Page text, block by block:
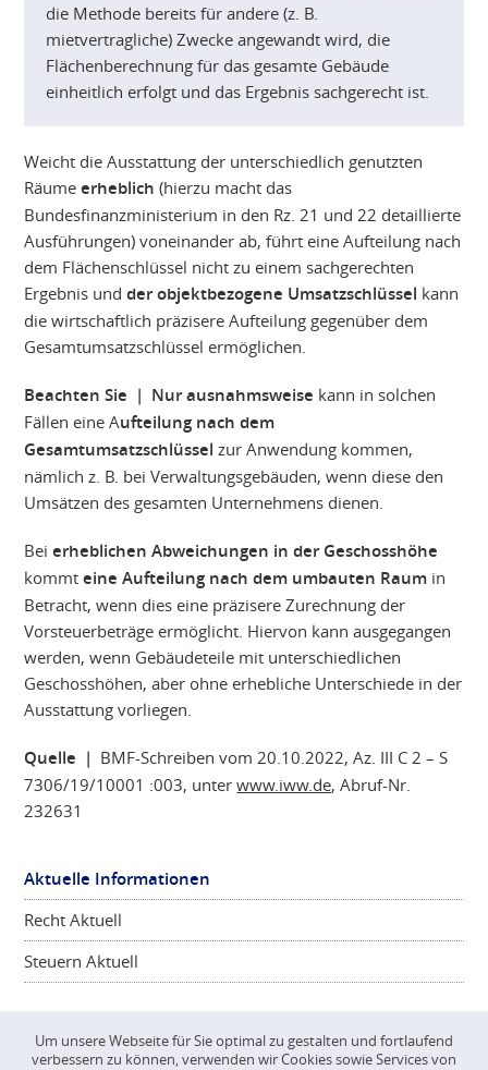
die Methode bereits für andere (z. B.
mietvertragliche) Zwecke angewandt wird, die
Flächenberechnung für das gesamte Gebäude
einheitlich erfolgt und das Ergebnis sachgerecht ist.
Weicht die Ausstattung der unterschiedlich genutzten
Räumeerheblich(hierzu macht das
Bundesfinanzministerium in den Rz. 21 und 22 detaillierte
Ausführungen) voneinander ab, führt eine Aufteilung nach
dem Flächenschlüssel nicht zu einem sachgerechten
Ergebnis undder objektbezogene Umsatzschlüssel kann
die wirtschaftlich präzisere Aufteilung gegenüber dem
Gesamtumsatzschlüssel ermöglichen.
Beachten Sie | Nur ausnahmsweise kann in solchen
Fällen eine Aufteilung nach dem
Gesamtumsatzschlüssel zur Anwendung kommen,
nämlich z. B. bei Verwaltungsgebäuden, wenn diese den
Umsätzen des gesamten Unternehmens dienen.
Beierheblichen Abweichungen in der Geschosshöhe
kommteine Aufteilung nach dem umbauten Raum in
Betracht, wenn dies eine präzisere Zurechnung der
Vorsteuerbeträge ermöglicht. Hiervon kann ausgegangen
werden, wenn Gebäudeteile mit unterschiedlichen
Geschosshöhen, aber ohne erhebliche Unterschiede in der
Ausstattung vorliegen.
Quelle | BMF-Schreiben vom 20.10.2022, Az. III C 2 – S
7306/19/10001 :003, unterwww.iww.de, Abruf-Nr.
232631
Aktuelle Informationen
Recht Aktuell
Steuern Aktuell
©
Um unsere Webseite für Sie optimal zu gestalten und fortlaufend
verbessern zu können, verwenden wir Cookies sowie Services von